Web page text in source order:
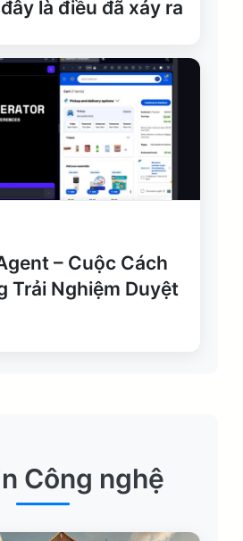
là điều đã xảy ra
– Cuộc Cách
Trải Nghiệm Duyệt
Công nghệ